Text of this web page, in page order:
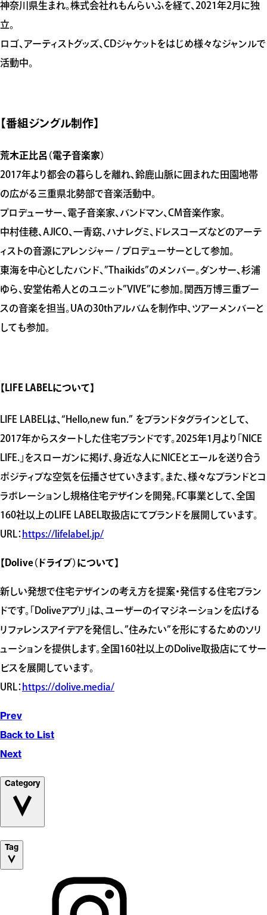
神奈川県生まれ。株式会社れもんらいふを経て、2021年2月に独
立。
ロゴ、アーティストグッズ、CDジャケットをはじめ様々なジャンルで
活動中。
【番組ジングル制作】
荒木正比呂（電子音楽家）
2017年より都会の暮らしを離れ、鈴鹿山脈に囲まれた田園地帯
の広がる三重県北勢部で音楽活動中。
プロデューサー、電子音楽家、バンドマン、CM音楽作家。
中村佳穂、AJICO、一青窈、ハナレグミ、ドレスコーズなどのアーテ
ィストの音源にアレンジャー / プロデューサーとして参加。
東海を中心としたバンド、”Thaikids”のメンバー。ダンサー、杉浦
ゆら、安堂佑希人とのユニット”VIVE”に参加。関西万博三重ブー
スの音楽を担当。UAの30thアルバムを制作中、ツアーメンバーと
しても参加。
【LIFE LABELについて】
LIFE LABELは、“Hello,new fun.” をブランドタグラインとして、
2017年からスタートした住宅ブランドです。2025年1月より「NICE
LIFE.」をスローガンに掲げ、身近な人にNICEとエールを送り合う
ポジティブな空気を伝播させていきます。また、様々なブランドとコ
ラボレーションし規格住宅デザインを開発。FC事業として、全国
160社以上のLIFE LABEL取扱店にてブランドを展開しています。
URL： https://lifelabel.jp/
【Dolive（ドライブ）について】
新しい発想で住宅デザインの考え方を提案・発信する住宅ブラン
ドです。「Doliveアプリ」は、ユーザーのイマジネーションを広げる
リファレンスアイデアを発信し、”住みたい”を形にするためのソリ
ューションを提供します。全国160社以上のDolive取扱店にてサー
ビスを展開しています。
URL： https://dolive.media/
Prev
Back to List
Next
Category
Tag